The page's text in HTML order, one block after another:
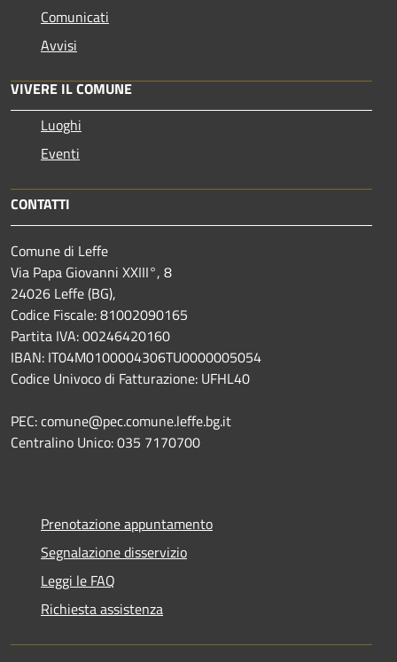
Comunicati
Avvisi
VIVERE IL COMUNE
Luoghi
Eventi
CONTATTI
Comune di Leffe
Via Papa Giovanni XXIII°, 8
24026 Leffe (BG),
Codice Fiscale: 81002090165
Partita IVA: 00246420160
IBAN: IT04M0100004306TU0000005054
Codice Univoco di Fatturazione: UFHL40
PEC: comune@pec.comune.leffe.bg.it
Centralino Unico: 035 7170700
Prenotazione appuntamento
Segnalazione disservizio
Leggi le FAQ
Richiesta assistenza